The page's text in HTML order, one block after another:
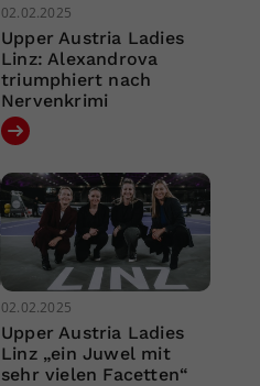
02.02.2025
Upper Austria Ladies
Linz: Alexandrova
triumphiert nach
Nervenkrimi
02.02.2025
Upper Austria Ladies
Linz „ein Juwel mit
sehr vielen Facetten“